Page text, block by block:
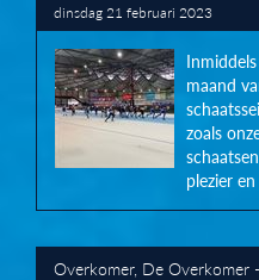
dinsdag 21 februari 2023
maand
zoals
plezier
Overkomer, De Overkomer